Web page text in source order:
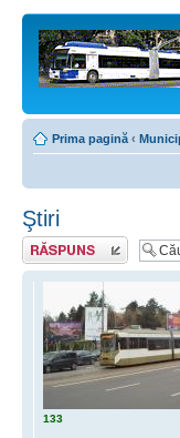
Prima pagină ‹
Ştiri
Răspunde
133